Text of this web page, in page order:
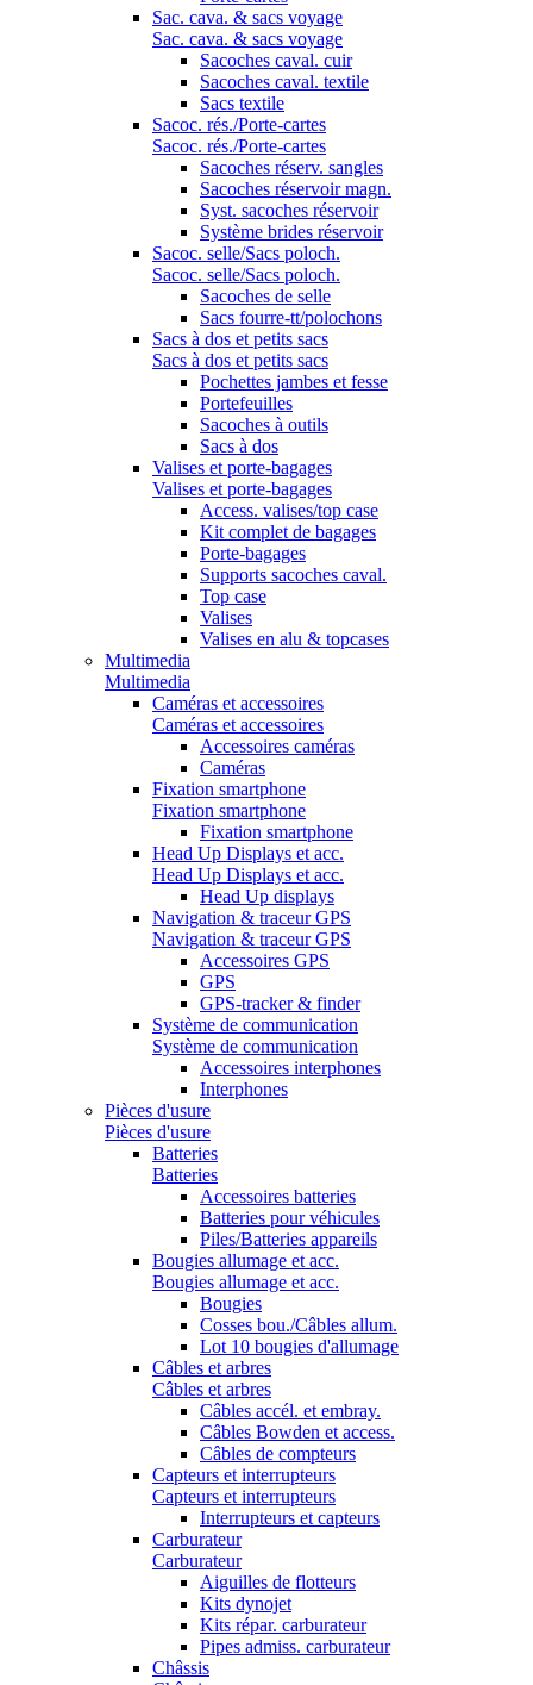
Sac. cava. & sacs voyage
Sac. cava. & sacs voyage
Sacoches caval. cuir
Sacoches caval. textile
Sacs textile
Sacoc. rés./Porte-cartes
Sacoc. rés./Porte-cartes
Sacoches réserv. sangles
Sacoches réservoir magn.
Syst. sacoches réservoir
Système brides réservoir
Sacoc. selle/Sacs poloch.
Sacoc. selle/Sacs poloch.
Sacoches de selle
Sacs fourre-tt/polochons
Sacs à dos et petits sacs
Sacs à dos et petits sacs
Pochettes jambes et fesse
Portefeuilles
Sacoches à outils
Sacs à dos
Valises et porte-bagages
Valises et porte-bagages
Access. valises/top case
Kit complet de bagages
Porte-bagages
Supports sacoches caval.
Top case
Valises
Valises en alu & topcases
Multimedia
Multimedia
Caméras et accessoires
Caméras et accessoires
Accessoires caméras
Caméras
Fixation smartphone
Fixation smartphone
Fixation smartphone
Head Up Displays et acc.
Head Up Displays et acc.
Head Up displays
Navigation & traceur GPS
Navigation & traceur GPS
Accessoires GPS
GPS
GPS-tracker & finder
Système de communication
Système de communication
Accessoires interphones
Interphones
Pièces d'usure
Pièces d'usure
Batteries
Batteries
Accessoires batteries
Batteries pour véhicules
Piles/Batteries appareils
Bougies allumage et acc.
Bougies allumage et acc.
Bougies
Cosses bou./Câbles allum.
Lot 10 bougies d'allumage
Câbles et arbres
Câbles et arbres
Câbles accél. et embray.
Câbles Bowden et access.
Câbles de compteurs
Capteurs et interrupteurs
Capteurs et interrupteurs
Interrupteurs et capteurs
Carburateur
Carburateur
Aiguilles de flotteurs
Kits dynojet
Kits répar. carburateur
Pipes admiss. carburateur
Châssis